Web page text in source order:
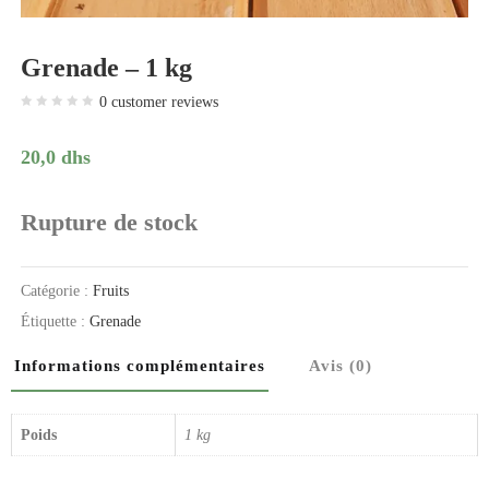
Grenade – 1 kg
0 customer reviews
20,0dhs
Rupture de stock
Catégorie :Fruits
Étiquette :Grenade
Informations complémentaires Avis (0)
Poids 1 kg